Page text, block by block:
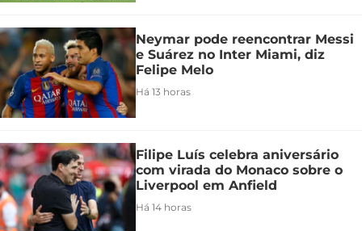
Neymar pode reencontrar Messi
e Suárez no Inter Miami, diz
Felipe Melo
Há 13 horas
Filipe Luís celebra aniversário
com virada do Monaco sobre o
Liverpool em Anfield
Há 14 horas